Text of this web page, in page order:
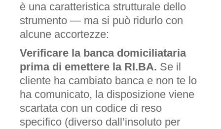
è una caratteristica strutturale dello
strumento — ma si può ridurlo con
alcune accortezze:
Verificare la banca domiciliataria
prima di emettere la RI.BA. Se il
cliente ha cambiato banca e non te lo
ha comunicato, la disposizione viene
scartata con un codice di reso
specifico (diverso dall’insoluto per